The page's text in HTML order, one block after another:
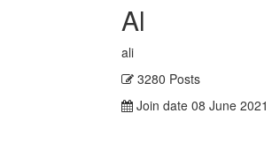
Al
ali
3280 Posts
Join date 08 June 2021